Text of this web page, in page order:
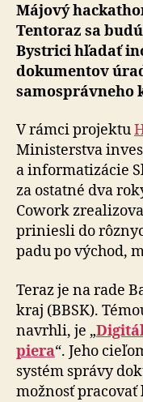
Májový
Tentoraz sa
Bystrici hľadať
dokumentov
samo­správ­neho
V rámci projektu
Ministerstva
a infor­ma­ti­zá­cie
za ostatné dva
Cowork
priniesli do
padu po vý­chod,
Teraz je na rade
kraj (BBSK).
navrhli, je „
piera“. Jeho
systém správy
možnosť